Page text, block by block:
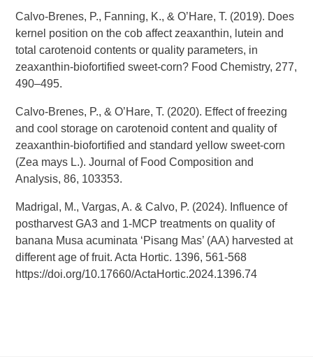
Calvo-Brenes, P., Fanning, K., & O’Hare, T. (2019). Does
kernel position on the cob affect zeaxanthin, lutein and
total carotenoid contents or quality parameters, in
zeaxanthin-biofortified sweet-corn? Food Chemistry, 277,
490–495.
Calvo-Brenes, P., & O’Hare, T. (2020). Effect of freezing
and cool storage on carotenoid content and quality of
zeaxanthin-biofortified and standard yellow sweet-corn
(Zea mays L.). Journal of Food Composition and
Analysis, 86, 103353.
Madrigal, M., Vargas, A. & Calvo, P. (2024). Influence of
postharvest GA3 and 1-MCP treatments on quality of
banana Musa acuminata ‘Pisang Mas’ (AA) harvested at
different age of fruit. Acta Hortic. 1396, 561-568
https://doi.org/10.17660/ActaHortic.2024.1396.74